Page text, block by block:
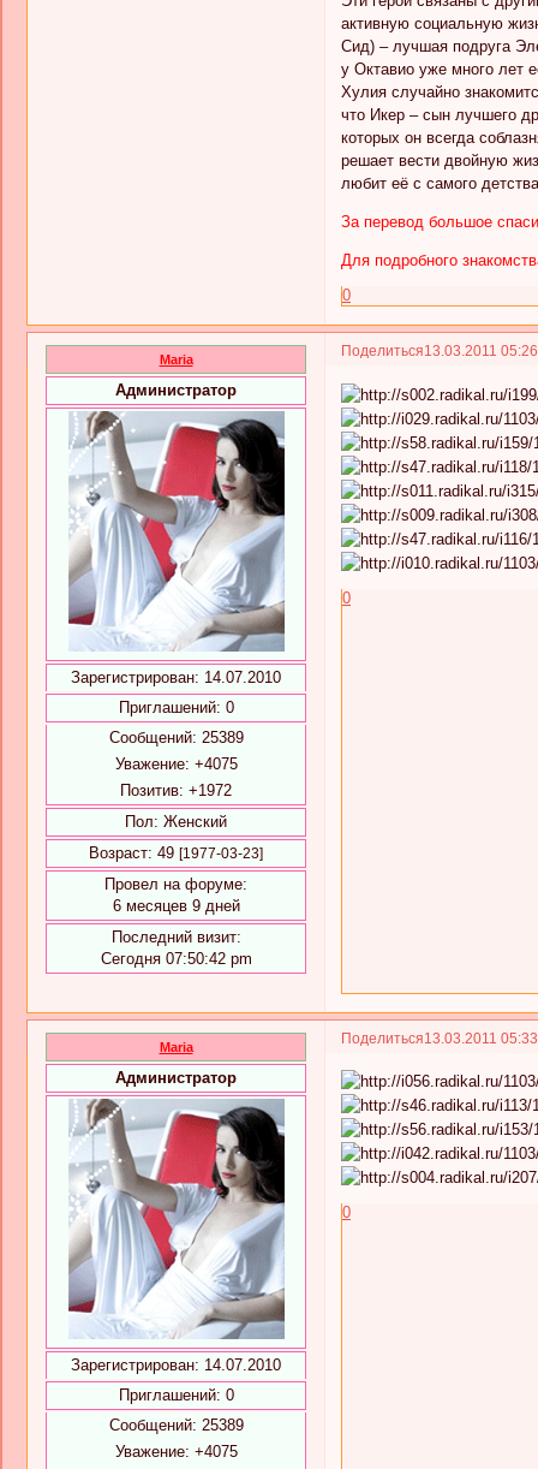
активную социальную
Сид) – лучшая подруга
у Октавио уже много лет
Хулия случайно
что Икер – сын лучшего
которых он всегда
решает вести двойную
любит её с самого
За перевод большое
Для подробного
0
Поделиться13.03.2011
Maria
Администратор
Зарегистрирован: 14.07.2010
Приглашений: 0
Сообщений: 25389
Уважение: +4075
Позитив: +1972
Пол: Женский
Возраст: 49 [1977-03-23]
Провел на форуме:
6 месяцев 9 дней
Последний визит:
Сегодня 07:50:42 pm
0
Поделиться13.03.2011
Maria
Администратор
Зарегистрирован: 14.07.2010
Приглашений: 0
Сообщений: 25389
Уважение: +4075
0